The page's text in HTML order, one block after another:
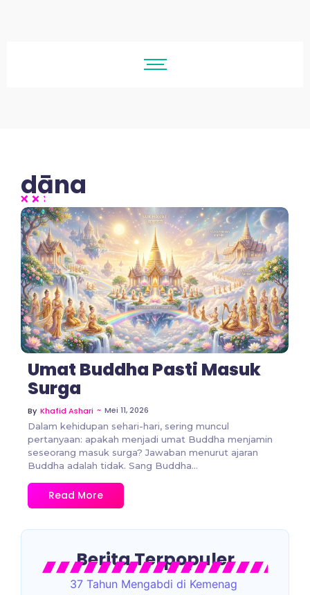
dāna
No Comments
Umat Buddha Pasti Masuk
Surga
By Khafid Ashari ~ Mei 11, 2026
Dalam kehidupan sehari-hari, sering muncul
pertanyaan: apakah menjadi umat Buddha menjamin
seseorang masuk surga? Jawaban menurut ajaran
Buddha adalah tidak. Sang Buddha...
Read More
Berita Terpopuler
37 Tahun Mengabdi di Kemenag